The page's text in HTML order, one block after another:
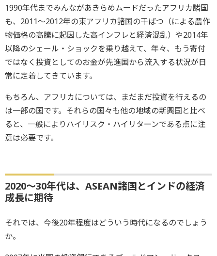
1990年代までみんながあきらめムードだったアフリカ諸国
も、2011～2012年の東アフリカ諸国の干ばつ（による農作
物価格の高騰に起因した高インフレと経済混乱）や2014年
以降のシェール・ショックを乗り越えて、年々、もう寄付
ではなく投資としてのお金が先進国から流入する状況が日
常に定着してきています。
もちろん、アフリカについては、まだまだ投資を行えるの
は一部の国です。それらの国々も他の地域の新興国と比べ
ると、一般によりハイリスク・ハイリターンである点に注
意は必要です。
2020～30年代は、ASEAN諸国とインドの経済
成長に期待
それでは、今後20年程度はどういう時代になるのでしょう
か。